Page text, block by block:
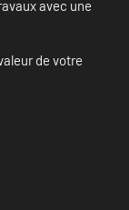
avec une
de votre